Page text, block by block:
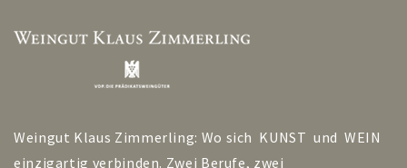
Weingut Klaus Zimmerling: Wo sich KUNST und WEIN
einzigartig verbinden. Zwei Berufe, zwei